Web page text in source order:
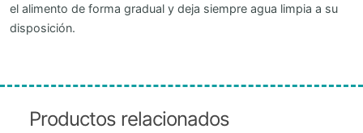
el alimento de forma gradual y deja siempre agua limpia a su
disposición.
Productos relacionados